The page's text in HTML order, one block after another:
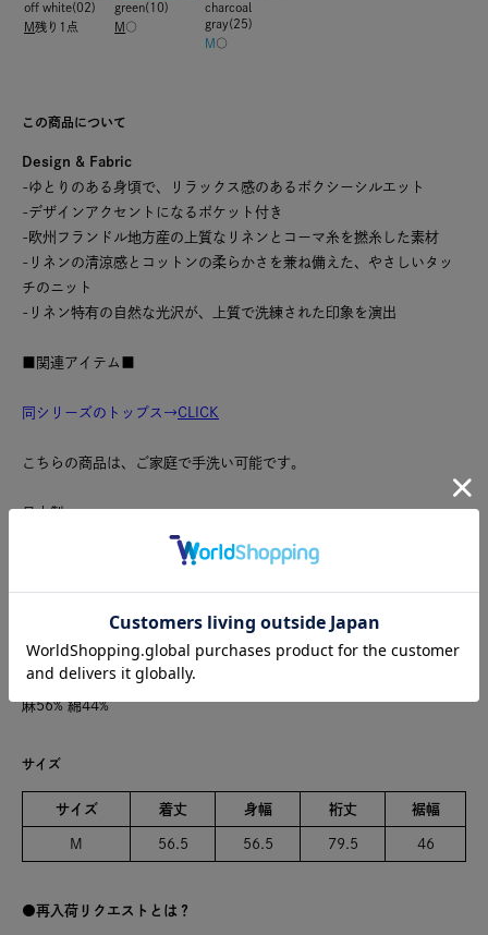
off white(02)
M残り1点
green(10)
M ○
charcoal
gray(25)
M ○
この商品について
Design & Fabric
-ゆとりのある身頃で、リラックス感のあるボクシーシルエット
-デザインアクセントになるポケット付き
-欧州フランドル地方産の上質なリネンとコーマ糸を撚糸した素材
-リネンの清涼感とコットンの柔らかさを兼ね備えた、やさしいタッ
チのニット
-リネン特有の自然な光沢が、上質で洗練された印象を演出
■関連アイテム■
同シリーズのトップス→CLICK
こちらの商品は、ご家庭で手洗い可能です。
日本製
※商品のカラーは、商品単体の画像をご参照ください。
こちらの商品は、交換・キャンセル・返品を承っておりません。
また、こちらの商品はポイントご利用対象外となります。
麻56% 綿44%
サイズ
サイズ 着丈 身幅 裄丈 裾幅
M 56.5 56.5 79.5 46
再入荷リクエストとは？